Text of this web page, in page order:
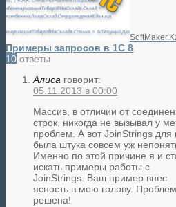
Примеры запросов в 1С 8
10 ответы
Алиса говорит:
05.11.2013 в 00:00
Массив, в отличии от
строк, никогда не вызывал у
проблем. А вот JoinStrings для
была штука совсем уж
Именно по этой причине я и
искать примеры работы с
JoinStrings. Ваш пример внес
ясность в мою голову.
решена!